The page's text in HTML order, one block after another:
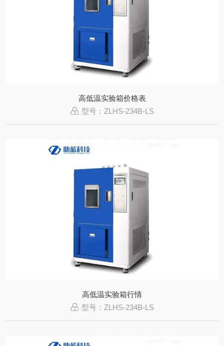
高低温实验箱价格表
型号：ZLHS-234B-LS
高低温实验箱行情
型号：ZLHS-234B-LS